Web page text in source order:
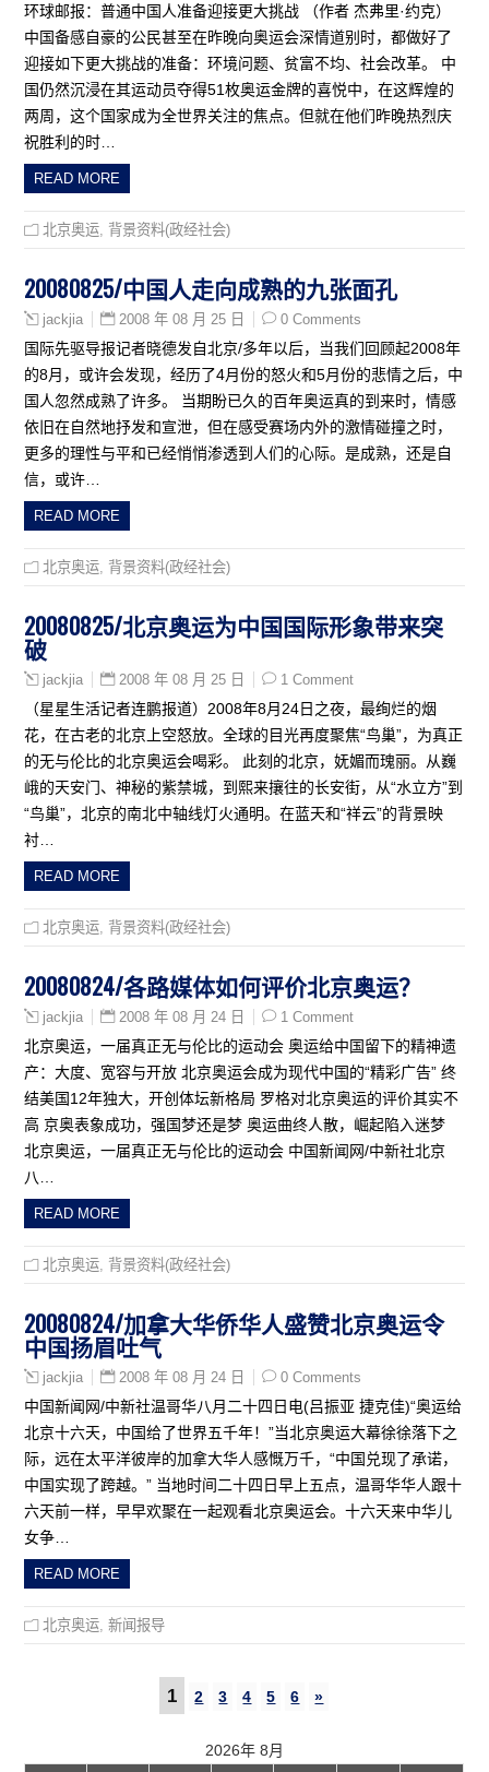
环球邮报：普通中国人准备迎接更大挑战 （作者 杰弗里·约克）
中国备感自豪的公民甚至在昨晚向奥运会深情道别时，都做好了
迎接如下更大挑战的准备：环境问题、贫富不均、社会改革。 中
国仍然沉浸在其运动员夺得51枚奥运金牌的喜悦中，在这辉煌的
两周，这个国家成为全世界关注的焦点。但就在他们昨晚热烈庆
祝胜利的时…
READ MORE
北京奥运 背景资料(政经社会)
20080825/中国人走向成熟的九张面孔
jackjia 2008 年 08 月 25 日 0 Comments
国际先驱导报记者晓德发自北京/多年以后，当我们回顾起2008年
的8月，或许会发现，经历了4月份的怒火和5月份的悲情之后，中
国人忽然成熟了许多。 当期盼已久的百年奥运真的到来时，情感
依旧在自然地抒发和宣泄，但在感受赛场内外的激情碰撞之时，
更多的理性与平和已经悄悄渗透到人们的心际。是成熟，还是自
信，或许…
READ MORE
北京奥运 背景资料(政经社会)
20080825/北京奥运为中国国际形象带来突
破
jackjia 2008 年 08 月 25 日 1 Comment
（星星生活记者连鹏报道）2008年8月24日之夜，最绚烂的烟
花，在古老的北京上空怒放。全球的目光再度聚焦“鸟巢”，为真正
的无与伦比的北京奥运会喝彩。 此刻的北京，妩媚而瑰丽。从巍
峨的天安门、神秘的紫禁城，到熙来攘往的长安街，从“水立方”到
“鸟巢”，北京的南北中轴线灯火通明。在蓝天和“祥云”的背景映
衬…
READ MORE
北京奥运 背景资料(政经社会)
20080824/各路媒体如何评价北京奥运？
jackjia 2008 年 08 月 24 日 1 Comment
北京奥运，一届真正无与伦比的运动会 奥运给中国留下的精神遗
产：大度、宽容与开放 北京奥运会成为现代中国的“精彩广告” 终
结美国12年独大，开创体坛新格局 罗格对北京奥运的评价其实不
高 京奥表象成功，强国梦还是梦 奥运曲终人散，崛起陷入迷梦
北京奥运，一届真正无与伦比的运动会 中国新闻网/中新社北京
八…
READ MORE
北京奥运 背景资料(政经社会)
20080824/加拿大华侨华人盛赞北京奥运令
中国扬眉吐气
jackjia 2008 年 08 月 24 日 0 Comments
中国新闻网/中新社温哥华八月二十四日电(吕振亚 捷克佳)“奥运给
北京十六天，中国给了世界五千年！”当北京奥运大幕徐徐落下之
际，远在太平洋彼岸的加拿大华人感慨万千，“中国兑现了承诺，
中国实现了跨越。” 当地时间二十四日早上五点，温哥华华人跟十
六天前一样，早早欢聚在一起观看北京奥运会。十六天来中华儿
女争…
READ MORE
北京奥运 ,新闻报导
1 2 3 4 5 6 »
2026年 8月